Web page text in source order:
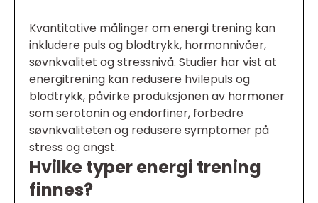
Kvantitative målinger om energi trening kan
inkludere puls og blodtrykk, hormonnivåer,
søvnkvalitet og stressnivå. Studier har vist at
energitrening kan redusere hvilepuls og
blodtrykk, påvirke produksjonen av hormoner
som serotonin og endorfiner, forbedre
søvnkvaliteten og redusere symptomer på
stress og angst.
Hvilke typer energi trening
finnes?